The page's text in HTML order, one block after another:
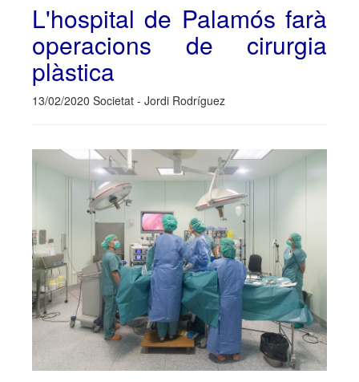
L'hospital de Palamós farà
operacions de cirurgia
plàstica
13/02/2020 Societat - Jordi Rodríguez